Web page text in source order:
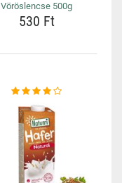
Vöröslencse 500g
530 Ft